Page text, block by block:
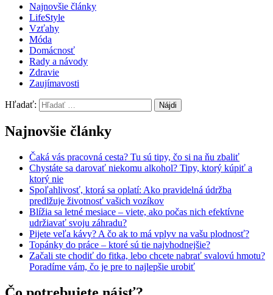
Najnovšie články
LifeStyle
Vzťahy
Móda
Domácnosť
Rady a návody
Zdravie
Zaujímavosti
Hľadať:
Najnovšie články
Čaká vás pracovná cesta? Tu sú tipy, čo si na ňu zbaliť
Chystáte sa darovať niekomu alkohol? Tipy, ktorý kúpiť a
ktorý nie
Spoľahlivosť, ktorá sa oplatí: Ako pravidelná údržba
predlžuje životnosť vašich vozíkov
Blížia sa letné mesiace – viete, ako počas nich efektívne
udržiavať svoju záhradu?
Pijete veľa kávy? A čo ak to má vplyv na vašu plodnosť?
Topánky do práce – ktoré sú tie najvhodnejšie?
Začali ste chodiť do fitka, lebo chcete nabrať svalovú hmotu?
Poradíme vám, čo je pre to najlepšie urobiť